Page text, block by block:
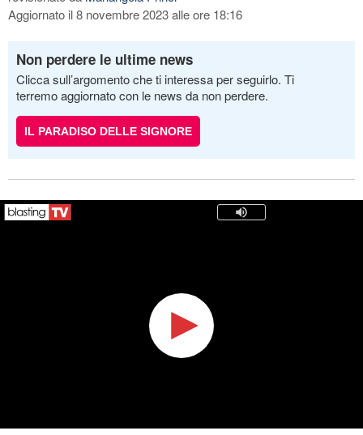
Aggiornato il 8 novembre 2023 alle ore 18:16
Non perdere le ultime news
Clicca sull’argomento che ti interessa per seguirlo. Ti
terremo aggiornato con le news da non perdere.
IL PARADISO DELLE SIGNORE